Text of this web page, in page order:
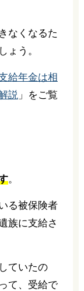
なくなるた
ょう。
給年金は相
説」をご覧
。
る被保険者
族に支給さ
ていたの
て、受給で